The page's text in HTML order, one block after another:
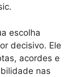
escolha
decisivo. Ele
acordes e
nas